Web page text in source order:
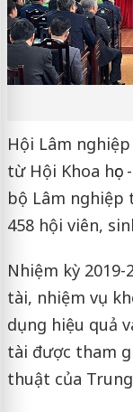
Hội Lâm
từ Hội Khoa
bộ Lâm nghiệp
458 hội viên,
Nhiệm kỳ
tài, nhiệm vụ
dụng hiệu quả
tài được tham
thuật của